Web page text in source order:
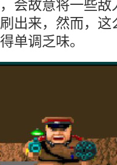
会故意将一些
出来，然而，
单调乏味。